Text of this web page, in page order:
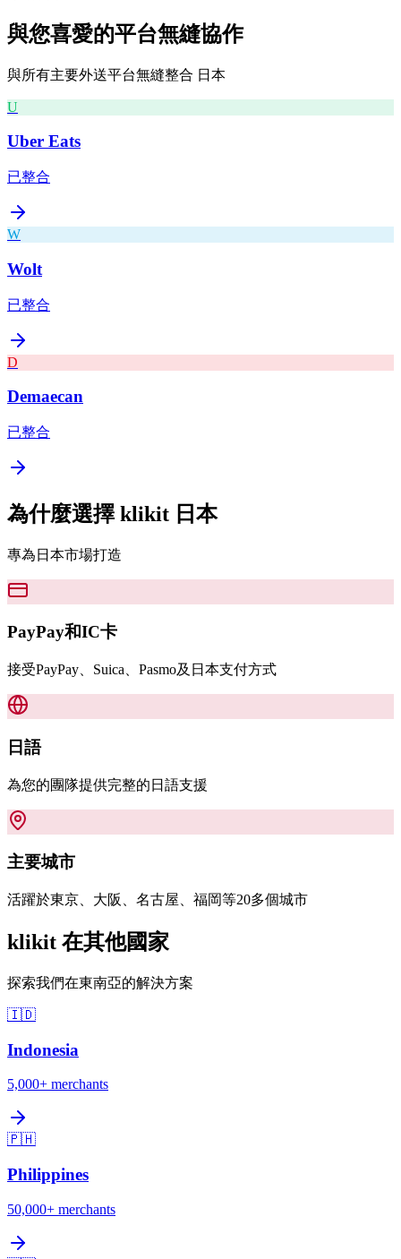
與您喜愛的平台無縫協作
與所有主要外送平台無縫整合 日本
U
Uber Eats
已整合
W
Wolt
已整合
D
Demaecan
已整合
為什麼選擇 klikit 日本
專為日本市場打造
PayPay和IC卡
接受PayPay、Suica、Pasmo及日本支付方式
日語
為您的團隊提供完整的日語支援
主要城市
活躍於東京、大阪、名古屋、福岡等20多個城市
klikit 在其他國家
探索我們在東南亞的解決方案
🇮🇩
Indonesia
5,000+ merchants
🇵🇭
Philippines
50,000+ merchants